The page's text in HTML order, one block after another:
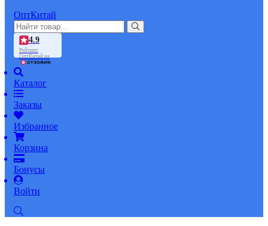
ОптКитай
4.9
Рейтинг
ОптКитай на
Каталог
Заказы
Избранное
Корзина
Бонусы
Войти